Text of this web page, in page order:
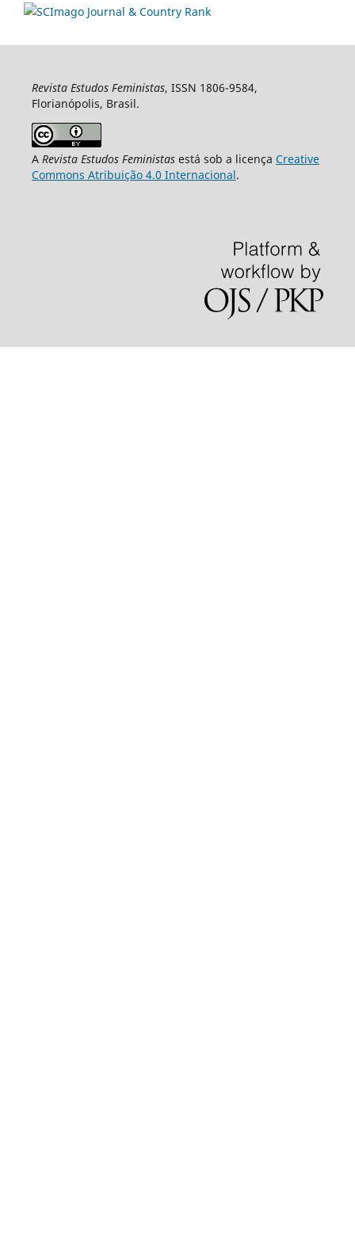
Revista Estudos Feministas, ISSN 1806-9584,
Florianópolis, Brasil.
A Revista Estudos Feministasestá sob a licença Creative
Commons Atribuição 4.0 Internacional.